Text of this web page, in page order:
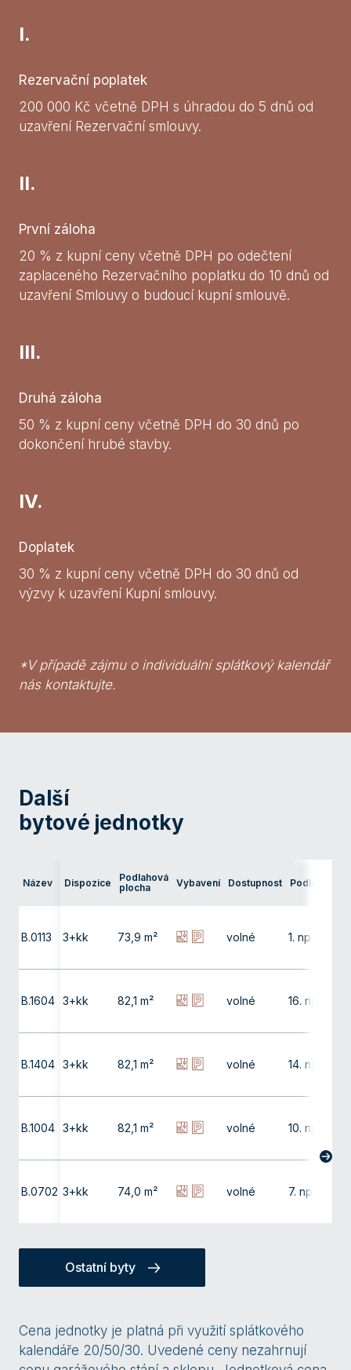
I.
Rezervační poplatek
200 000 Kč včetně DPH s úhradou do 5 dnů od
uzavření Rezervační smlouvy.
II.
První záloha
20 % z kupní ceny včetně DPH po odečtení
zaplaceného Rezervačního poplatku do 10 dnů od
uzavření Smlouvy o budoucí kupní smlouvě.
III.
Druhá záloha
50 % z kupní ceny včetně DPH do 30 dnů po
dokončení hrubé stavby.
IV.
Doplatek
30 % z kupní ceny včetně DPH do 30 dnů od
výzvy k uzavření Kupní smlouvy.
*V případě zájmu o individuální splátkový kalendář
nás kontaktujte.
Další
bytové jednotky
Název Dispozice
Podlahová
plocha
Vybavení Dostupnost Podlaží
B.0113 3+kk 73,9 m² volné 1. np
B.1604 3+kk 82,1 m² volné 16. np
B.1404 3+kk 82,1 m² volné 14. np
B.1004 3+kk 82,1 m² volné 10. np
B.0702 3+kk 74,0 m² volné 7. np
Ostatní byty
Cena jednotky je platná při využití splátkového
kalendáře 20/50/30. Uvedené ceny nezahrnují